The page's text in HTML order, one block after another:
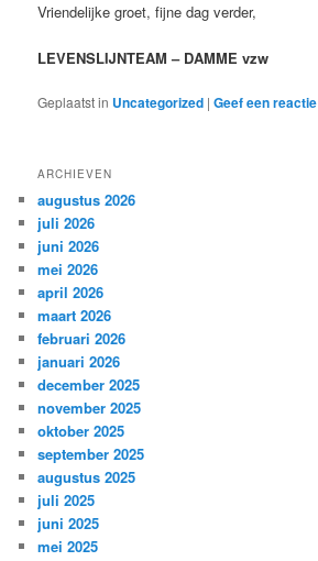
Vriendelijke groet, fijne dag verder,
LEVENSLIJNTEAM – DAMME vzw
Geplaatst in Uncategorized |Geef een reactie
ARCHIEVEN
augustus 2026
juli 2026
juni 2026
mei 2026
april 2026
maart 2026
februari 2026
januari 2026
december 2025
november 2025
oktober 2025
september 2025
augustus 2025
juli 2025
juni 2025
mei 2025